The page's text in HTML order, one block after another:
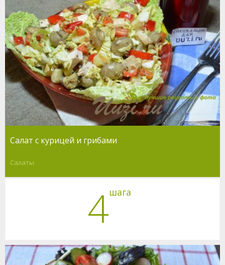
Салат с курицей и грибами
Салаты
4шага